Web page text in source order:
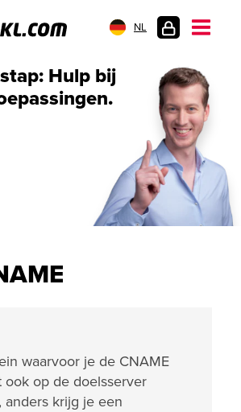
NL
Hulp bij
waarvoor je de CNAME
ook op de doelsserver
anders krijg je een